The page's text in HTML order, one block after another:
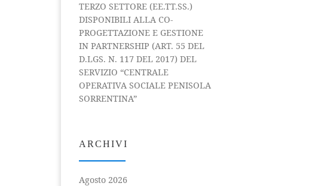
TERZO SETTORE (EE.TT.SS.)
DISPONIBILI ALLA CO-
PROGETTAZIONE E GESTIONE
IN PARTNERSHIP (ART. 55 DEL
D.LGS. N. 117 DEL 2017) DEL
SERVIZIO “CENTRALE
OPERATIVA SOCIALE PENISOLA
SORRENTINA”
ARCHIVI
Agosto 2026